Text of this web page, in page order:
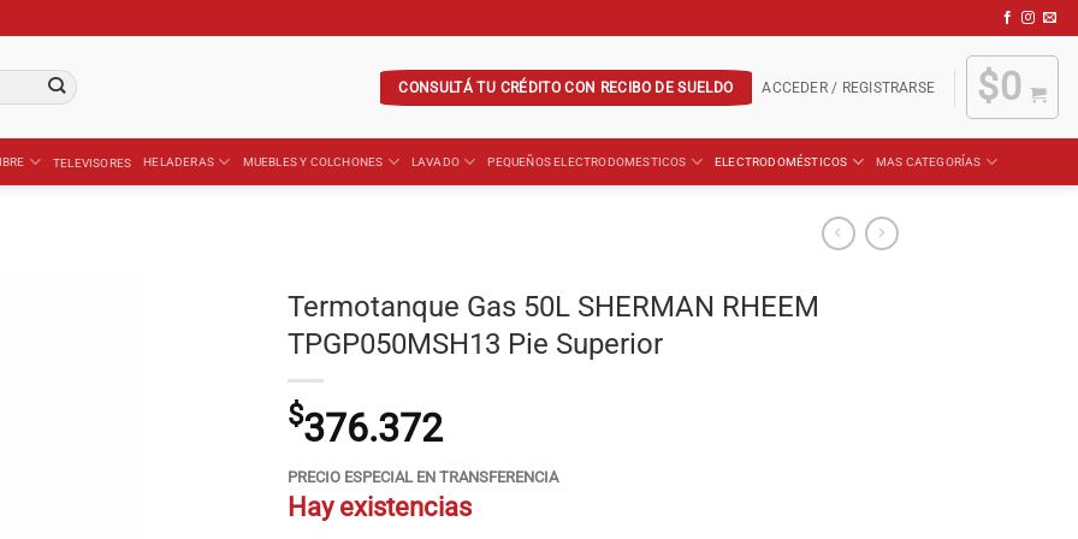
CONSULTÁ TU CRÉDITO CON RECIBO DE SUELDO ACCEDER / REGISTRARSE $0
TELEVISORES HELADERAS MUEBLES Y COLCHONES LAVADO PEQUEÑOS ELECTRODOMESTICOS ELECTRODOMÉSTICOS MAS CATEGORÍAS
Termotanque Gas 50L SHERMAN RHEEM
TPGP050MSH13 Pie Superior
$376.372
PRECIO ESPECIAL EN TRANSFERENCIA
Hay existencias